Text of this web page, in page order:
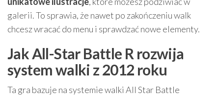
galerii. To sprawia, że nawet po zakończeniu walk
chcesz wracać do menu i sprawdzać nowe elementy.
Jak All-Star Battle R rozwija
system walki z 2012 roku
Ta gra bazuje na systemie walki All Star Battle